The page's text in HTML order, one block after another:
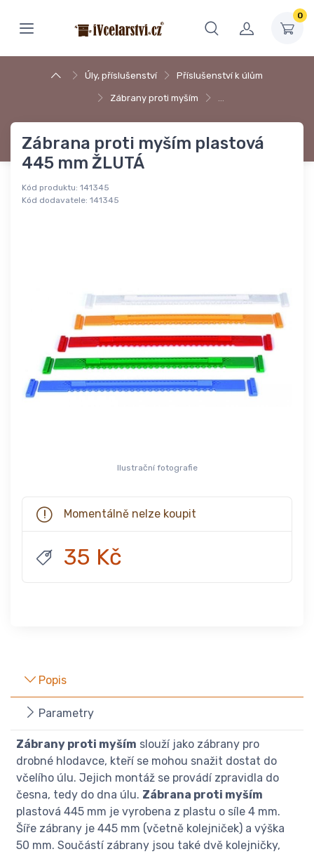
0
Úly, příslušenství Příslušenství k úlům
Zábrany proti myším …
Zábrana proti myším plastová
445 mm ŽLUTÁ
Kód produktu: 141345
Kód dodavatele: 141345
Ilustrační fotografie
Momentálně nelze koupit
35 Kč
Popis
Parametry
Zábrany proti myším slouží jako zábrany pro
drobné hlodavce, kteří se mohou snažit dostat do
včelího úlu. Jejich montáž se provádí zpravidla do
česna, tedy do dna úlu. Zábrana proti myším
plastová 445 mm je vyrobena z plastu o síle 4 mm.
Šíře zábrany je 445 mm (včetně kolejniček) a výška
50 mm. Součástí zábrany jsou také dvě kolejničky,